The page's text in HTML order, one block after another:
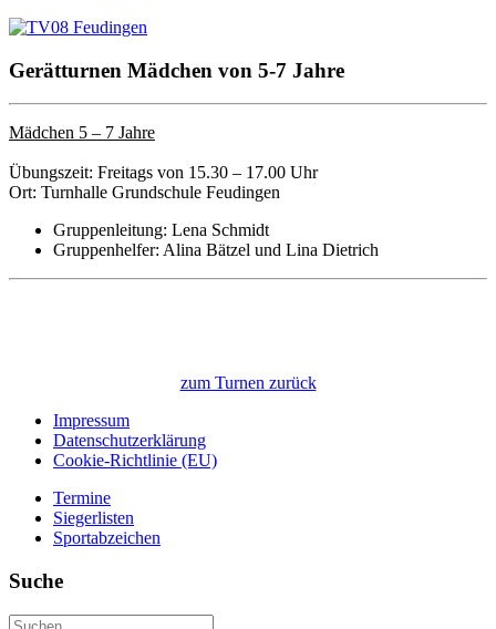
Gerätturnen Mädchen von 5-7 Jahre
Mädchen 5 – 7 Jahre
Übungszeit: Freitags von 15.30 – 17.00 Uhr
Ort: Turnhalle Grundschule Feudingen
Gruppenleitung: Lena Schmidt
Gruppenhelfer: Alina Bätzel und Lina Dietrich
zum Turnen zurück
Impressum
Datenschutzerklärung
Cookie-Richtlinie (EU)
Termine
Siegerlisten
Sportabzeichen
Suche
Suchen